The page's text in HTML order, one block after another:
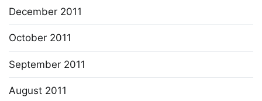
December 2011
October 2011
September 2011
August 2011